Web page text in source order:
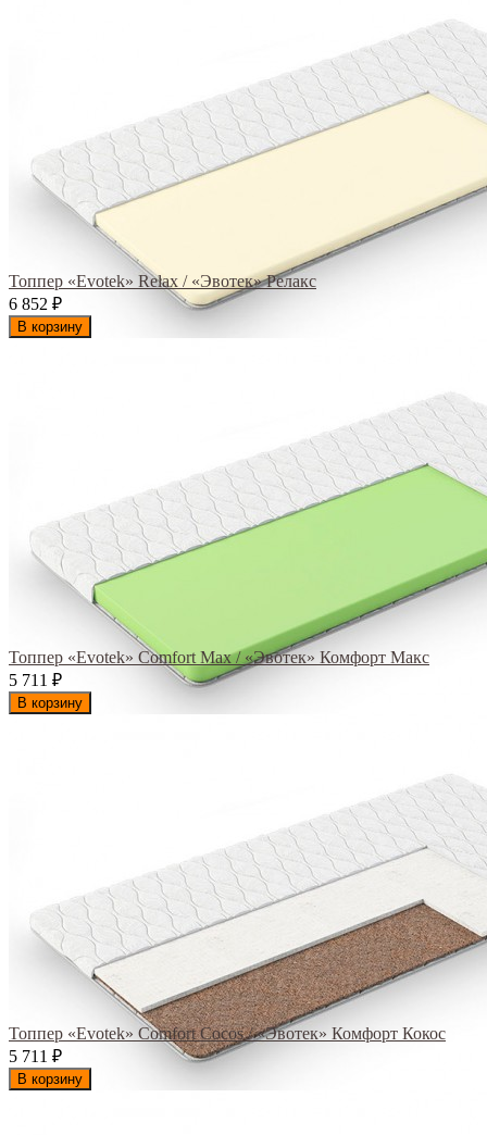
Топпер «Evotek» Relax / «Эвотек» Релакс
6 852 ₽
В корзину
Топпер «Evotek» Comfort Max / «Эвотек» Комфорт Макс
5 711
₽
В корзину
Топпер «Evotek» Comfort Cocos / «Эвотек» Комфорт Кокос
5 711
₽
В корзину